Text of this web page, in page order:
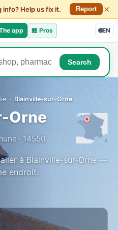
info? Help us fix it. Report ×
app 🏪 Pros 🌐EN
Search
› Blainville-sur-Orne
Orne
· 14550
à Blainville-sur-Orne —
endroit.